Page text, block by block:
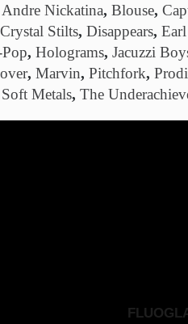
Andre Nickatina, Blouse,
Crystal Stilts, Disappears,
, Holograms, Jacuzzi
, Marvin, Pitchfork,
Soft Metals, The